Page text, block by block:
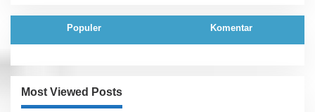
Populer Komentar
Most Viewed Posts